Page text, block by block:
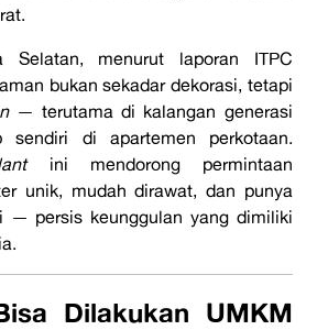
Selatan, menurut laporan ITPC
bukan sekadar dekorasi, tetapi
— terutama di kalangan generasi
sendiri di apartemen perkotaan.
ini mendorong permintaan
unik, mudah dirawat, dan punya
— persis keunggulan yang dimiliki
Dilakukan UMKM